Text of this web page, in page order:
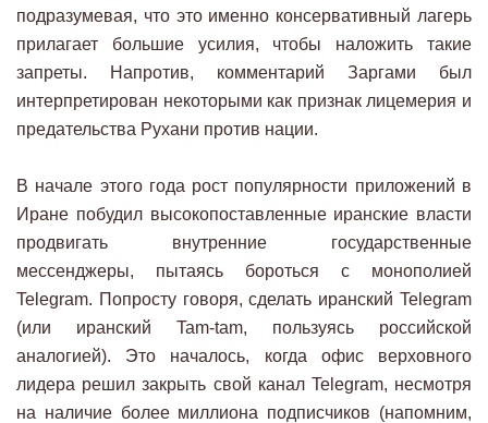
подразумевая, что это именно консервативный лагерь
прилагает большие усилия, чтобы наложить такие
запреты. Напротив, комментарий Заргами был
интерпретирован некоторыми как признак лицемерия и
предательства Рухани против нации.
В начале этого года рост популярности приложений в
Иране побудил высокопоставленные иранские власти
продвигать внутренние государственные
мессенджеры, пытаясь бороться с монополией
Telegram. Попросту говоря, сделать иранский Telegram
(или иранский Tam-tam, пользуясь российской
аналогией). Это началось, когда офис верховного
лидера решил закрыть свой канал Telegram, несмотря
на наличие более миллиона подписчиков (напомним,